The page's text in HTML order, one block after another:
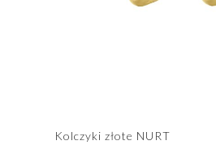
Kolczyki złote NURT